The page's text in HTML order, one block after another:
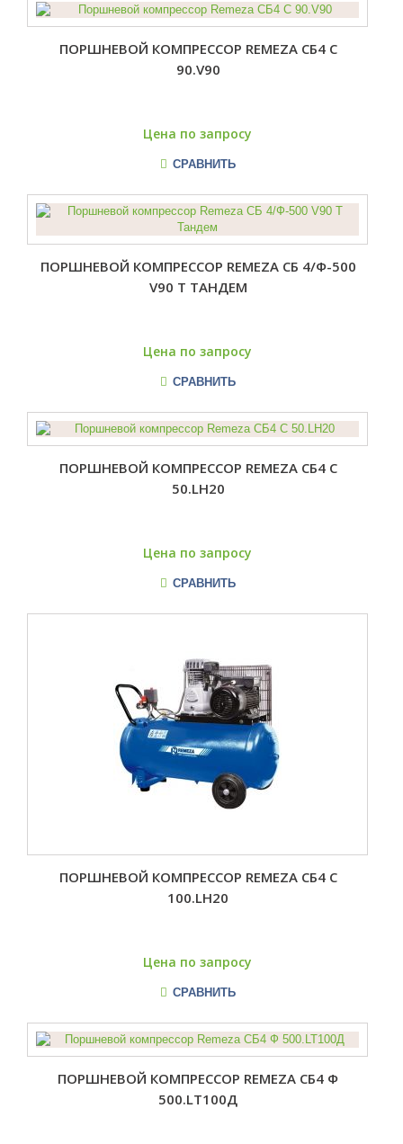
ПОРШНЕВОЙ КОМПРЕССОР REMEZA СБ4 С
90.V90
Цена по запросу
СРАВНИТЬ
ПОРШНЕВОЙ КОМПРЕССОР REMEZA СБ 4/Ф-500
V90 T ТАНДЕМ
Цена по запросу
СРАВНИТЬ
ПОРШНЕВОЙ КОМПРЕССОР REMEZA СБ4 С
50.LH20
Цена по запросу
СРАВНИТЬ
ПОРШНЕВОЙ КОМПРЕССОР REMEZA СБ4 С
100.LH20
Цена по запросу
СРАВНИТЬ
ПОРШНЕВОЙ КОМПРЕССОР REMEZA СБ4 Ф
500.LT100Д